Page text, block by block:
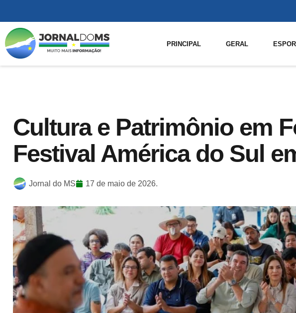
PRINCIPAL GERAL
Cultura e Patrimônio em
Festival América do Sul
Jornal do MS 17 de maio de 2026.